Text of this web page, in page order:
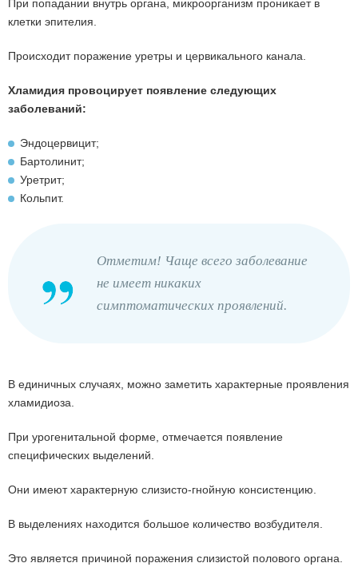
При попадании внутрь органа, микроорганизм проникает в
клетки эпителия.
Происходит поражение уретры и цервикального канала.
Хламидия провоцирует появление следующих
заболеваний:
Эндоцервицит;
Бартолинит;
Уретрит;
Кольпит.
Отметим! Чаще всего заболевание
не имеет никаких
симптоматических проявлений.
В единичных случаях, можно заметить характерные проявления
хламидиоза.
При урогенитальной форме, отмечается появление
специфических выделений.
Они имеют характерную слизисто-гнойную консистенцию.
В выделениях находится большое количество возбудителя.
Это является причиной поражения слизистой полового органа.